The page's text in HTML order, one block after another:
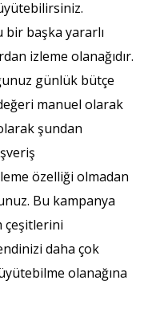
bir başka yararlı
izleme olanağıdır.
günlük bütçe
manuel olarak
şundan
özelliği olmadan
Bu kampanya
çeşitlerini
daha çok
olanağına